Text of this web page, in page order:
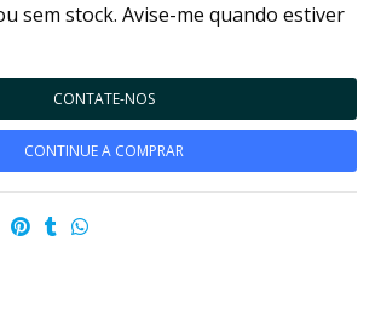
sem stock. Avise-me quando estiver
CONTATE-NOS
CONTINUE A COMPRAR